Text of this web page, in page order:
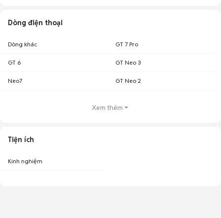
Dòng điện thoại
Dòng khác GT 7 Pro
GT 6 GT Neo 3
Neo7 GT Neo 2
Xem thêm
Tiện ích
Kinh nghiệm